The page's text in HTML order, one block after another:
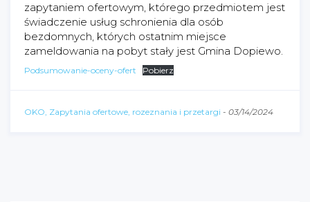
zapytaniem ofertowym, którego przedmiotem jest
świadczenie usług schronienia dla osób
bezdomnych, których ostatnim miejsce
zameldowania na pobyt stały jest Gmina Dopiewo.
Podsumowanie-oceny-ofert Pobierz
OKO, Zapytania ofertowe, rozeznania i przetargi - 03/14/2024